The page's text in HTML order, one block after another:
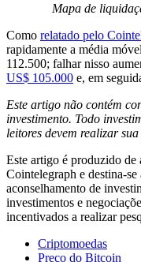
Mapa de
Como relatado pelo
rapidamente a média
112.500; falhar nisso
US$ 105.000 e, em
Este artigo não contém
investimento. Todo
leitores devem realizar
Este artigo é produzido de
Cointelegraph e destina-
aconselhamento de
investimentos e
incentivados a realizar
Criptomoedas
Preço do Bitcoin